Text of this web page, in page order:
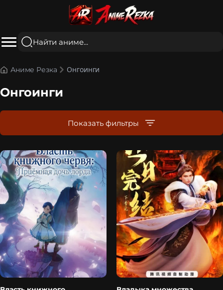
Аниме Резка Онгоинги
Онгоинги
Показать фильтры